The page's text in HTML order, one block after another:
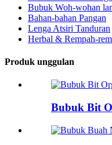
Bubuk Woh-wohan
Bahan-bahan Pangan
Lenga Atsiri Tanduran
Herbal & Rempah-
Produk unggulan
Bubuk Bit